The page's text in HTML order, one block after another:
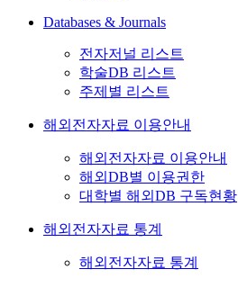
Databases & Journals
전자저널 리스트
학술DB 리스트
주제별 리스트
해외전자자료 이용안내
해외전자자료 이용안내
해외DB별 이용권한
대학별 해외DB 구독현황
해외전자자료 통계
해외전자자료 통계